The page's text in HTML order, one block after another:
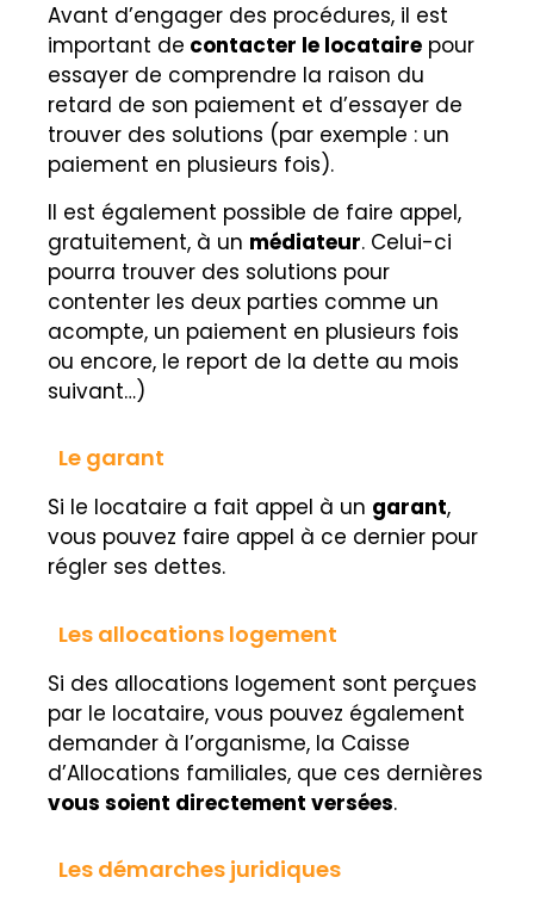
Avant d’engager des procédures, il est
important de contacter le locataire pour
essayer de comprendre la raison du
retard de son paiement et d’essayer de
trouver des solutions (par exemple : un
paiement en plusieurs fois).
Il est également possible de faire appel,
gratuitement, à un médiateur. Celui-ci
pourra trouver des solutions pour
contenter les deux parties comme un
acompte, un paiement en plusieurs fois
ou encore, le report de la dette au mois
suivant…)
Le garant
Si le locataire a fait appel à un garant,
vous pouvez faire appel à ce dernier pour
régler ses dettes.
Les allocations logement
Si des allocations logement sont perçues
par le locataire, vous pouvez également
demander à l’organisme, la Caisse
d’Allocations familiales, que ces dernières
vous soient directement versées.
Les démarches juridiques